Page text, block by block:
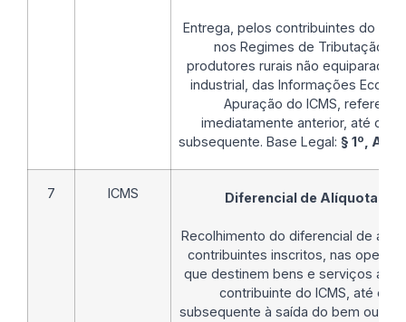
Entrega, pelos contribuintes do
nos Regimes de Tributação,
produtores rurais não equiparados
industrial, das Informações
Apuração do ICMS,
imediatamente anterior, até o 5º
subsequente. Base Legal: § 1º, Art.
7 ICMS Diferencial de Alíquotas -
Recolhimento do diferencial de
contribuintes inscritos, nas
que destinem bens e serviços a
contribuinte do ICMS, até o
subsequente à saída do bem ou ao